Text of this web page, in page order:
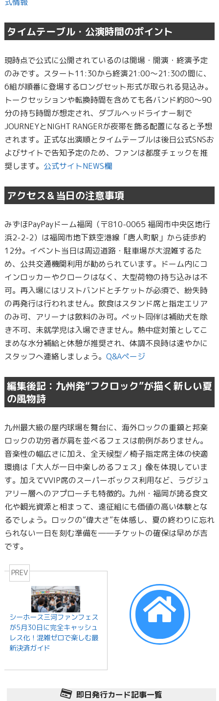
タイムテーブル・公演時間のポイント
現時点で公式に公開されているのは開場・開演・終演予定
のみです。スタート11:30から終演21:00〜21:30の間に、
6組が順番に登場するロングセット形式が取られる見込み。
トークセッションや転換時間を含めても各バンド約80〜90
分の持ち時間が想定され、ダブルヘッドライナー制で
JOURNEYとNIGHT RANGERが夜帯を飾る配置になると予想
されます。正式な出演順とタイムテーブルは後日公式SNSお
よびサイトで告知予定のため、ファンは都度チェックを推
奨します。 公式サイトNEWS欄
アクセス＆当日の注意事項
みずほPayPayドーム福岡（〒810-0065 福岡市中央区地行
浜2-2-2）は福岡市地下鉄空港線「唐人町駅」から徒歩約
12分。イベント当日は周辺道路・駐車場が大混雑するた
め、公共交通機関利用が勧められています。ドーム内にコ
インロッカーやクロークはなく、大型荷物の持ち込みは不
可。再入場にはリストバンドとチケットが必須で、紛失時
の再発行は行われません。飲食はスタンド席と指定エリア
のみ可、アリーナは飲料のみ可。ペット同伴は補助犬を除
き不可、未就学児は入場できません。熱中症対策としてこ
まめな水分補給と休憩が推奨され、体調不良時は速やかに
スタッフへ連絡しましょう。 Q&Aページ
編集後記：九州発“フクロック”が描く新しい夏
の風物詩
九州最大級の屋内球場を舞台に、海外ロックの重鎮と邦楽
ロックの功労者が肩を並べるフェスは前例がありません。
音楽性の幅広さに加え、全天候型／椅子指定席主体の快適
環境は「大人が一日中楽しめるフェス」像を体現していま
す。加えてVVIP席のスーパーボックス利用など、ラグジュ
アリー層へのアプローチも特徴的。九州・福岡が誇る食文
化や観光資源と相まって、遠征組にも価値の高い体験とな
るでしょう。ロックの“偉大さ”を体感し、夏の終わりに忘れ
られない一日を刻む準備を――チケットの確保は早めが吉
です。
PREV
シーホース三河ファンフェス
が5月30日に完全キャッシュ
レス化！混雑ゼロで楽しむ最
新決済ガイド
即日発行カード記事一覧